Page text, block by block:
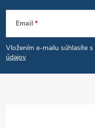
Z
á
p
Email
Vložením e-mailu súhlasíte s
údajov